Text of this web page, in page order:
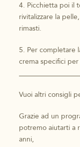
4. Picchietta poi il
rivitalizzare la
rimasti.
5. Per completare
crema specifici
Vuoi altri consigli
Grazie ad un
potremo aiutarti a
anni,